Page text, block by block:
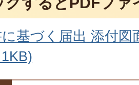
基づく届出 添付図